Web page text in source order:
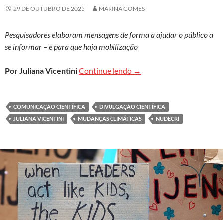
29 DE OUTUBRO DE 2025 MARINA GOMES
Pesquisadores elaboram mensagens de forma a ajudar o público a
se informar – e para que haja mobilização
Por Juliana VicentiniContinue lendo Comunicação de
→
COMUNICAÇÃO CIENTÍFICA
DIVULGAÇÃO CIENTÍFICA
JULIANA VICENTINI
MUDANÇAS CLIMÁTICAS NUDECRI